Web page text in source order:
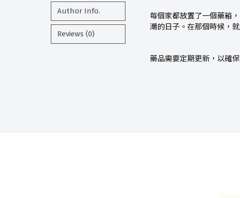
Author Info.
Reviews (0)
每個家都放置了一個藥箱
潮的日子。在那個時候，
藥品需要定期更新，以確